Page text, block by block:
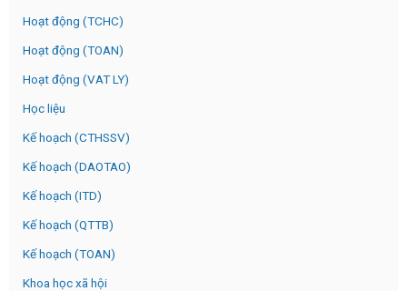
Hoạt động (TCHC)
Hoạt động (TOAN)
Hoạt động (VAT LY)
Học liệu
Kế hoạch (CTHSSV)
Kế hoạch (DAOTAO)
Kế hoạch (ITD)
Kế hoạch (QTTB)
Kế hoạch (TOAN)
Khoa học xã hội